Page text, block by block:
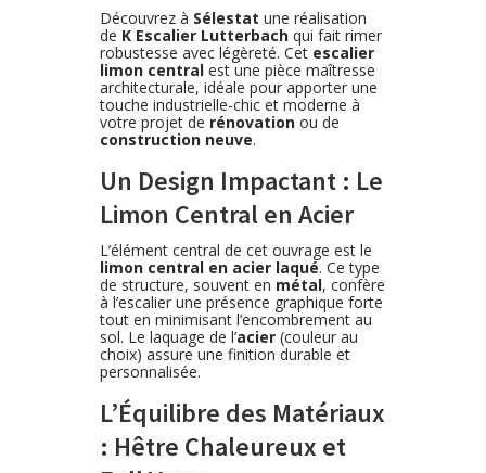
Découvrez à Sélestat une réalisation
de K Escalier Lutterbach qui fait rimer
robustesse avec légèreté. Cet escalier
limon central est une pièce maîtresse
architecturale, idéale pour apporter une
touche industrielle-chic et moderne à
votre projet de rénovation ou de
construction neuve.
Un Design Impactant : Le
Limon Central en Acier
L’élément central de cet ouvrage est le
limon central en acier laqué. Ce type
de structure, souvent en métal, confère
à l’escalier une présence graphique forte
tout en minimisant l’encombrement au
sol. Le laquage de l’acier (couleur au
choix) assure une finition durable et
personnalisée.
L’Équilibre des Matériaux
: Hêtre Chaleureux et